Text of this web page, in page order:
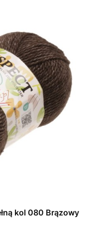
kol 080 Brązowy